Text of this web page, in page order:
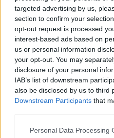
targeted advertising by us,
section to confirm your
opt-out request is processed
interest-based ads based on
us or personal information
your opt-out. You may
disclosure of your personal
IAB’s list of downstream
also be disclosed by us to third
Downstream Participants that
Please note that this website/
Personal Data Processing
esplicativi per